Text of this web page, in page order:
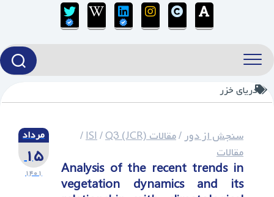
دریای خزر
مرداد
۱۵
۱۴۰۱
سنجش از دور/مقالات ISI /Q3 (JCR)
/
مقالات
Analysis of the recent trends in
vegetation dynamics and its